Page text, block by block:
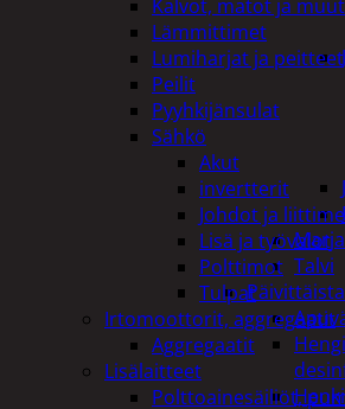
Talvi
Kalvot, matot ja
Lämmittimet
Lumiharjat ja peitteet
Peilit
Pyyhkijänsulat
Sähkö
Akut
invertterit
Johdot ja
Lisä ja työvalot
Polttimot
Tulpat
Irtomoottorit, aggregaatit
Aggregaatit
Lisälaitteet
Polttoainesäiliöt,